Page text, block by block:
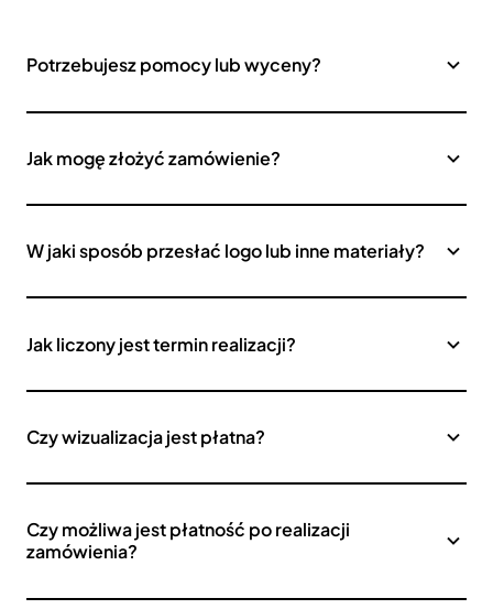
Potrzebujesz pomocy lub wyceny?
Jak mogę złożyć zamówienie?
W jaki sposób przesłać logo lub inne materiały?
Jak liczony jest termin realizacji?
Czy wizualizacja jest płatna?
Czy możliwa jest płatność po realizacji
zamówienia?